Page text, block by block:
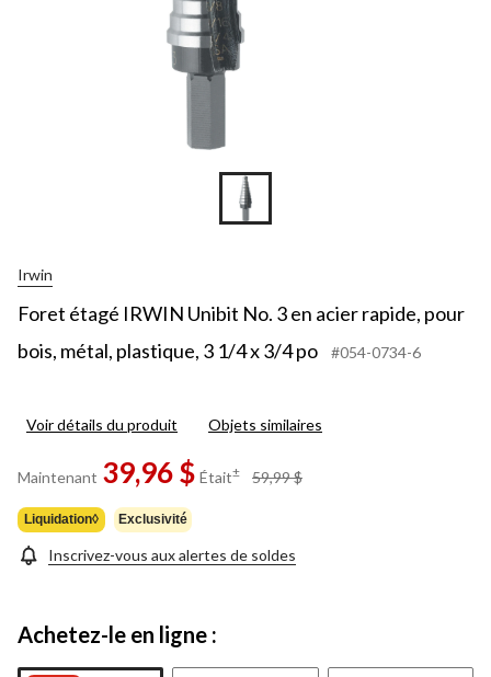
Irwin
Foret étagé IRWIN Unibit No. 3 en acier rapide, pour
bois, métal, plastique, 3 1/4 x 3/4 po
#054-0734-6
Voir détails du produit Objets similaires
Maintenant 39,96 $ Était± 59,99 $
Liquidation◊ Exclusivité
Inscrivez-vous aux alertes de soldes
Achetez-le en ligne :